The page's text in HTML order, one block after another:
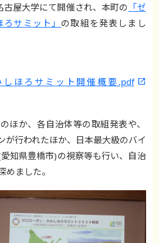
古屋大学にて開催され、本町の 「ゼ
サミット」 の取組を発表しまし
ほろサミット開催概要.pdf
ほか、各自治体等の取組発表や、
が行われたほか、日本最大級のバイ
知県豊橋市)の視察等も行い、自治
めました。